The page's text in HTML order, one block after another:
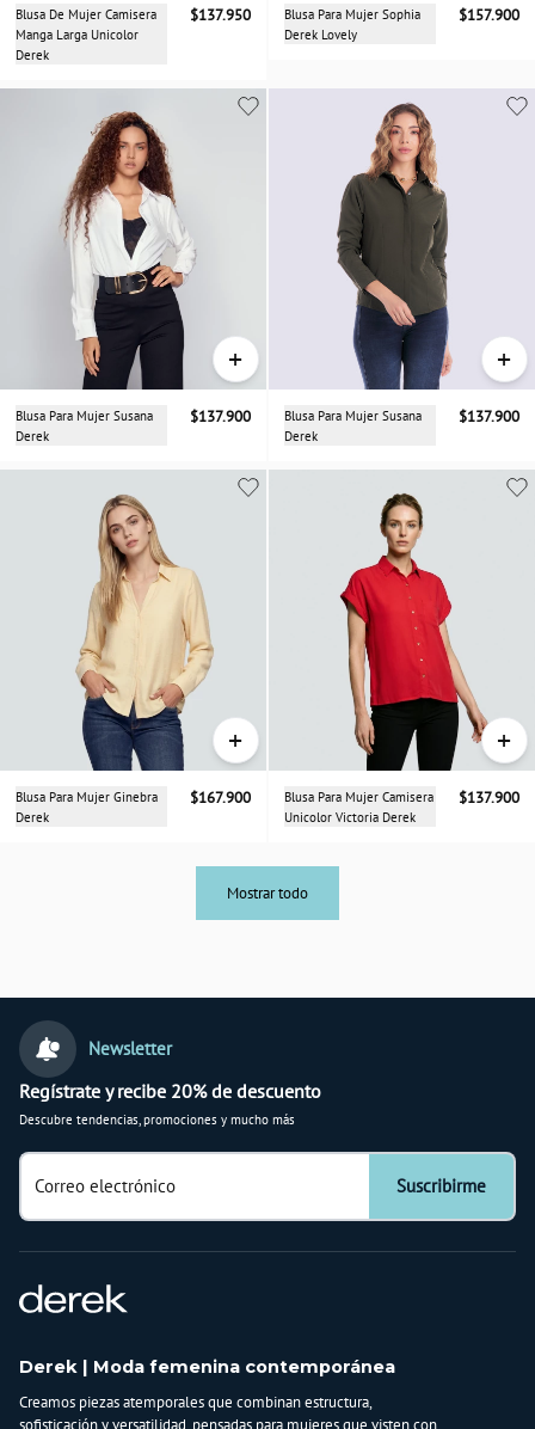
Blusa De Mujer Camisera
Manga Larga Unicolor
Derek
$137.950
Blusa Para Mujer Sophia
Derek Lovely
$157.900
+
Blusa Para Mujer Susana
Derek
$137.900
+
Blusa Para Mujer Susana
Derek
$137.900
+
Blusa Para Mujer Ginebra
Derek
$167.900
+
Blusa Para Mujer Camisera
Unicolor Victoria Derek
$137.900
Mostrar todo
Newsletter
Regístrate y recibe 20% de descuento
Descubre tendencias, promociones y mucho más
Correo electrónico Suscribirme
Derek | Moda femenina contemporánea
Creamos piezas atemporales que combinan estructura,